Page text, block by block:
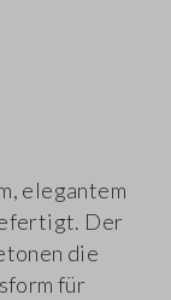
elegantem
Der
die
für